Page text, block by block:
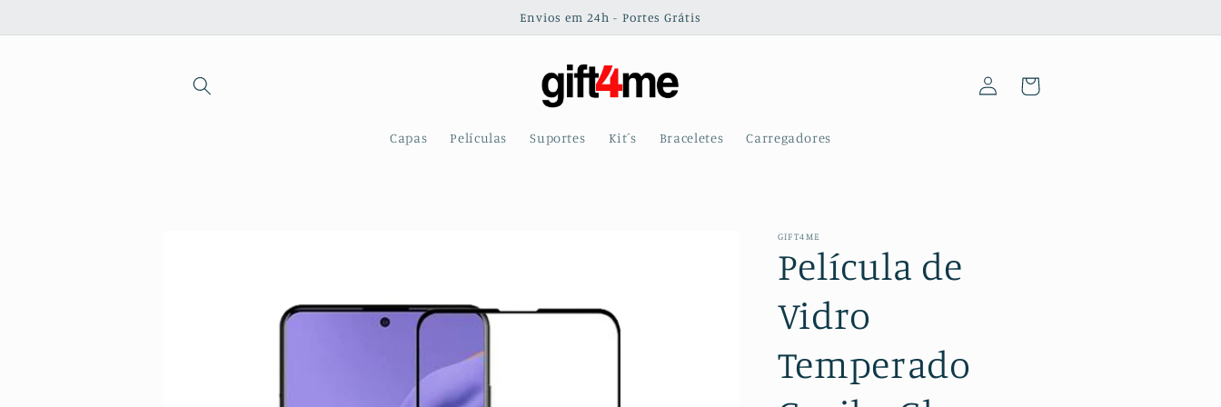
conteúdo
Envios em 24h - Portes Grátis
Capas Películas Suportes Kit´s Braceletes Carregadores
Iniciar
sessão
Carrinho
GIFT4ME
Película de
Vidro
Temperado